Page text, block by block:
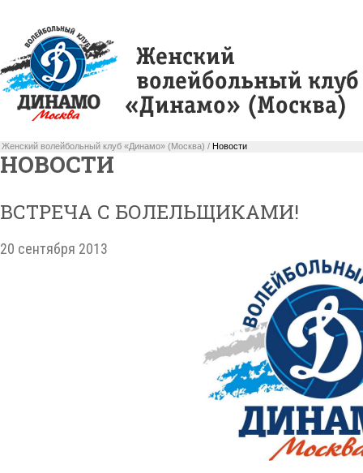
Женский волейбольный клуб «Динамо» (Москва) / Новости
НОВОСТИ
ВСТРЕЧА С БОЛЕЛЬЩИКАМИ!
20 сентября 2013